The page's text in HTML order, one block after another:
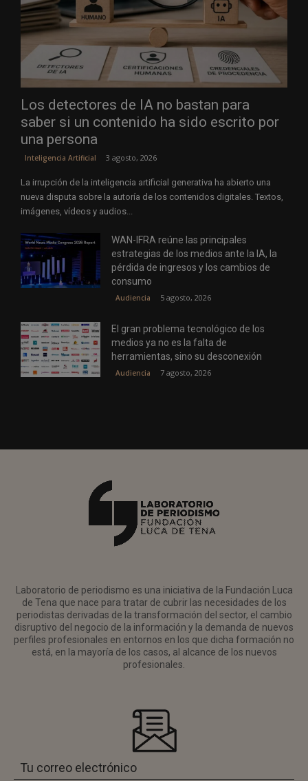
Los detectores de IA no bastan para
saber si un contenido ha sido escrito por
una persona
Inteligencia Artificial 3 agosto, 2026
La irrupción de la inteligencia artificial generativa ha abierto una
nueva disputa sobre la autoría de los contenidos digitales. Textos,
imágenes, vídeos y audios...
WAN-IFRA reúne las principales
estrategias de los medios ante la IA, la
pérdida de ingresos y los cambios de
consumo
Audiencia 5 agosto, 2026
El gran problema tecnológico de los
medios ya no es la falta de
herramientas, sino su desconexión
Audiencia 7 agosto, 2026
Laboratorio de periodismo es una iniciativa de la Fundación Luca
de Tena que nace para tratar de cubrir las necesidades de los
periodistas derivadas de la transformación del sector, el cambio
disruptivo del negocio de la información y la demanda de nuevos
perfiles profesionales en entornos en los que dicha formación no
está, en la mayoría de los casos, al alcance de los nuevos
profesionales.